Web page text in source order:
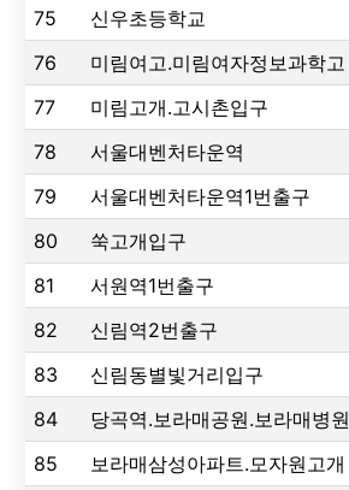
75
신우초등학교
76
미림여고.미림여자정보과학고
77
미림고개.고시촌입구
78
서울대벤처타운역
79
서울대벤처타운역1번출구
80
쑥고개입구
81
서원역1번출구
82
신림역2번출구
83
신림동별빛거리입구
84
당곡역.보라매공원.보라매병원
85
보라매삼성아파트.모자원고개